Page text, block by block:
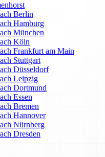
Berlin
Hamburg
München
Köln
Frankfurt am Main
Stuttgart
Düsseldorf
Leipzig
Dortmund
Essen
Bremen
Hannover
Nürnberg
Dresden